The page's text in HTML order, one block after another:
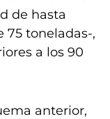
de hasta
75 toneladas-,
a los 90
anterior,